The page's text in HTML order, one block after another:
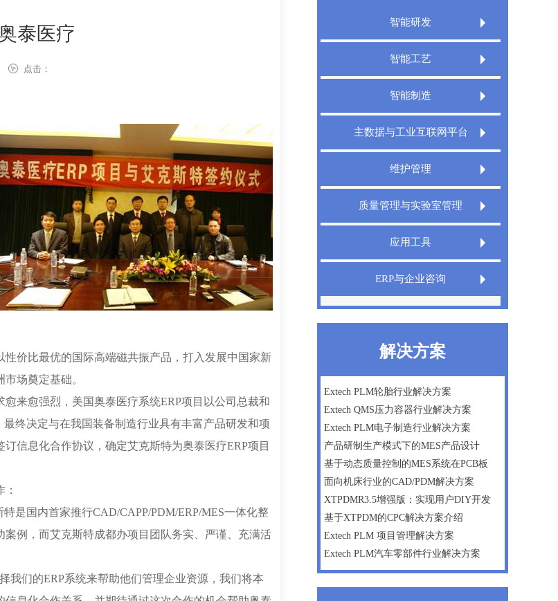
泰医疗
点击：
价比最优的国际高端磁共振产品，打入发展中国家新
场奠定基础。
来愈强烈，美国奥泰医疗系统ERP项目以公司总裁和
终决定与在我国装备制造行业具有丰富产品研发和项
信息化合作协议，确定艾克斯特为奥泰医疗ERP项目
是国内首家推行CAD/CAPP/PDM/ERP/MES一体化整
例，而艾克斯特成都办项目团队务实、严谨、充满活
我们的ERP系统来帮助他们管理企业资源，我们将本
智能研发
Extech PLM产品生命周期管理系统
Extech PLM项目管理系统
XT PDM产品数据管理系统
智能工艺
Extech CAPP工艺规划管理系统
Extech 3DCAPP三维工艺
智能制造
Extech MES精益制造规划执行系统
Extech TMS刀具管理系统
主数据与工业互联网平台
Extech DigitalWorks Foundation数字工厂
工业互联网平台
Extech MDM主数据管理系统
维护管理
Extech MRO数字化维修解决方案
质量管理与实验室管理
Extech LIMS实验室信息管理系统
Extech QMS产品质量管理系统
应用工具
Extech TeamDesigner设计之星
XT InfoShield电子信息防护盾
ERP与企业咨询
IPD管理咨询
微软Dynamics AX ERP一体化方案
数字化工厂建设咨询
企业战略及管理咨询
解决方案
Extech PLM轮胎行业解决方案
Extech QMS压力容器行业解决方案
Extech PLM电子制造行业解决方案
产品研制生产模式下的MES产品设计
基于动态质量控制的MES系统在PCB板
面向机床行业的CAD/PDM解决方案
XTPDMR3.5增强版：实现用户DIY开发
基于XTPDM的CPC解决方案介绍
Extech PLM 项目管理解决方案
Extech PLM汽车零部件行业解决方案